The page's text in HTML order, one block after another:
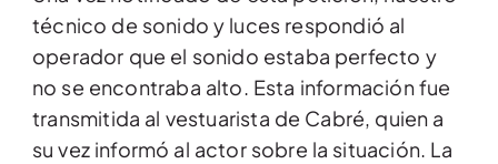
técnico de sonido y luces respondió al
operador que el sonido estaba perfecto y
no se encontraba alto. Esta información fue
transmitida al vestuarista de Cabré, quien a
su vez informó al actor sobre la situación. La